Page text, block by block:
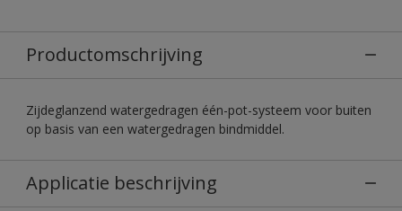
Productomschrijving
Zijdeglanzend watergedragen één-pot-systeem voor buiten
op basis van een watergedragen bindmiddel.
Applicatie beschrijving